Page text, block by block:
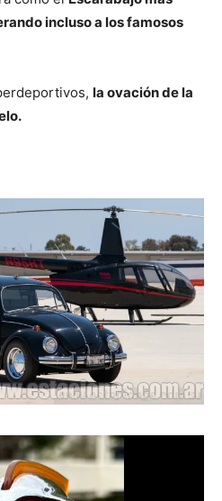
incluso a los famosos
la ovación de la